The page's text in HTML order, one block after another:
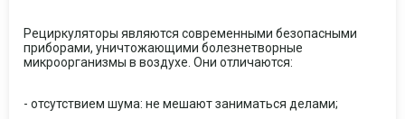
Рециркуляторы являются современными безопасными
приборами, уничтожающими болезнетворные
микроорганизмы в воздухе. Они отличаются:
- отсутствием шума: не мешают заниматься делами;